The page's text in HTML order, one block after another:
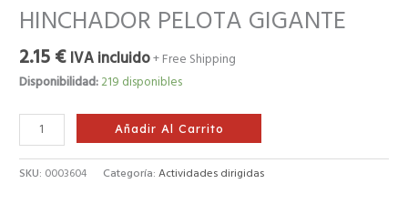
HINCHADOR PELOTA GIGANTE
2.15€ IVA incluido+ Free Shipping
Disponibilidad:219 disponibles
Añadir Al Carrito
SKU: 0003604 Categoría:Actividades dirigidas